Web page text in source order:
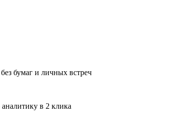
бумаг и личных встреч
в 2 клика